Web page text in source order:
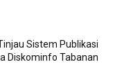
Sistem Publikasi
Diskominfo Tabanan